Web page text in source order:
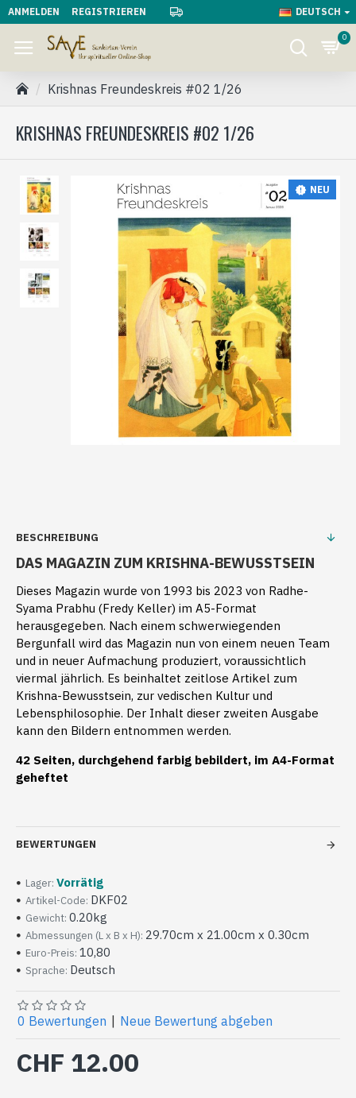
ANMELDEN REGISTRIEREN DEUTSCH
0
Krishnas Freundeskreis #02 1/26
KRISHNAS FREUNDESKREIS #02 1/26
NEU
BESCHREIBUNG
DAS MAGAZIN ZUM KRISHNA-BEWUSSTSEIN
Dieses Magazin wurde von 1993 bis 2023 von Radhe-
Syama Prabhu (Fredy Keller) im A5-Format
herausgegeben. Nach einem schwerwiegenden
Bergunfall wird das Magazin nun von einem neuen Team
und in neuer Aufmachung produziert, voraussichtlich
viermal jährlich. Es beinhaltet zeitlose Artikel zum
Krishna-Bewusstsein, zur vedischen Kultur und
Lebensphilosophie. Der Inhalt dieser zweiten Ausgabe
kann den Bildern entnommen werden.
42 Seiten, durchgehend farbig bebildert, im A4-Format
geheftet
BEWERTUNGEN
Lager: Vorrätig
Artikel-Code: DKF02
Gewicht: 0.20kg
Abmessungen (L x B x H): 29.70cm x 21.00cm x 0.30cm
Euro-Preis: 10,80
Sprache: Deutsch
0 Bewertungen Neue Bewertung abgeben
CHF 12.00